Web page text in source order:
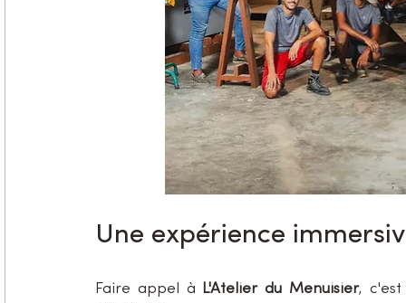
Une expérience
Faire appel à L'Atelier du Menuisier,